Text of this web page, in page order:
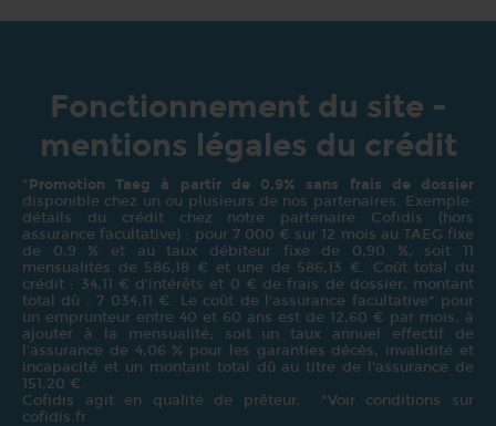
Fonctionnement du site -
mentions légales du crédit
* Promotion Taeg à partir de 0,9% sans frais de dossier
disponible chez un ou plusieurs de nos partenaires. Exemple:
détails du crédit chez notre partenaire Cofidis (hors
assurance facultative) : pour 7 000 € sur 12 mois au TAEG fixe
de 0,9 % et au taux débiteur fixe de 0,90 %, soit 11
mensualités de 586,18 € et une de 586,13 €. Coût total du
crédit : 34,11 € d’intérêts et 0 € de frais de dossier, montant
total dû : 7 034,11 €. Le coût de l'assurance facultative* pour
un emprunteur entre 40 et 60 ans est de 12,60 € par mois, à
ajouter à la mensualité; soit un taux annuel effectif de
l'assurance de 4,06 % pour les garanties décès, invalidité et
incapacité et un montant total dû au titre de l'assurance de
151,20 €.
Cofidis agit en qualité de prêteur. *Voir conditions sur
cofidis.fr